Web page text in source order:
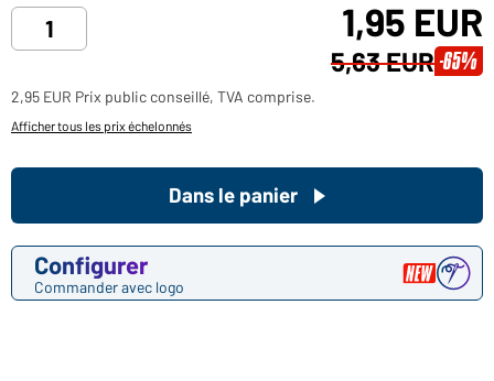
1,95 EUR
5,63 EUR -65%
2,95 EUR Prix public conseillé, TVA comprise.
Afficher tous les prix échelonnés
Configurer
Commander avec logo
Dans le panier